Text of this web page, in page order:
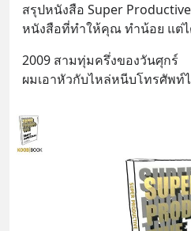
สรุปหนังสือ Super Productive
หนังสือที่ทำให้คุณ ทำน้อย แต่
2009 สามทุ่มครึ่งของวันศุกร์
ผมเอาหัวกับไหล่หนีบโทรศัพท์